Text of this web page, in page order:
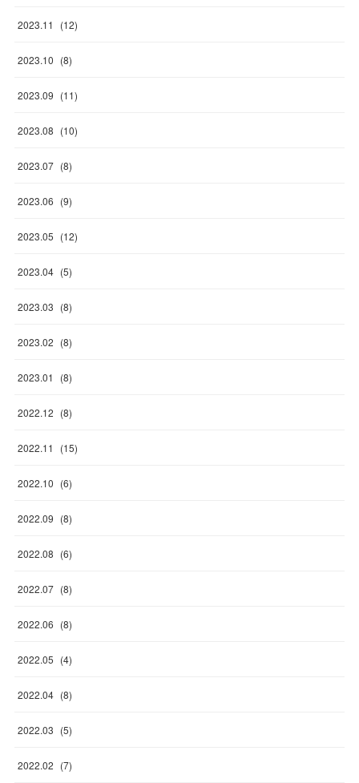
2023.11 (12)
2023.10 (8)
2023.09 (11)
2023.08 (10)
2023.07 (8)
2023.06 (9)
2023.05 (12)
2023.04 (5)
2023.03 (8)
2023.02 (8)
2023.01 (8)
2022.12 (8)
2022.11 (15)
2022.10 (6)
2022.09 (8)
2022.08 (6)
2022.07 (8)
2022.06 (8)
2022.05 (4)
2022.04 (8)
2022.03 (5)
2022.02 (7)